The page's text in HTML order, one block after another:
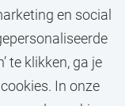
en social
te klikken, ga je
In onze